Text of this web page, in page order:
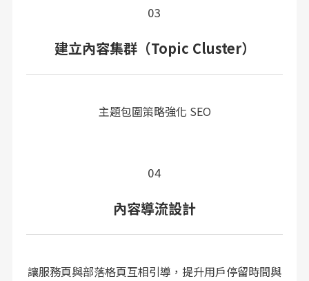
03
建立內容集群（Topic Cluster）
主題包圍策略強化 SEO
04
內容導流設計
讓服務頁與部落格頁互相引導，提升用戶停留時間與